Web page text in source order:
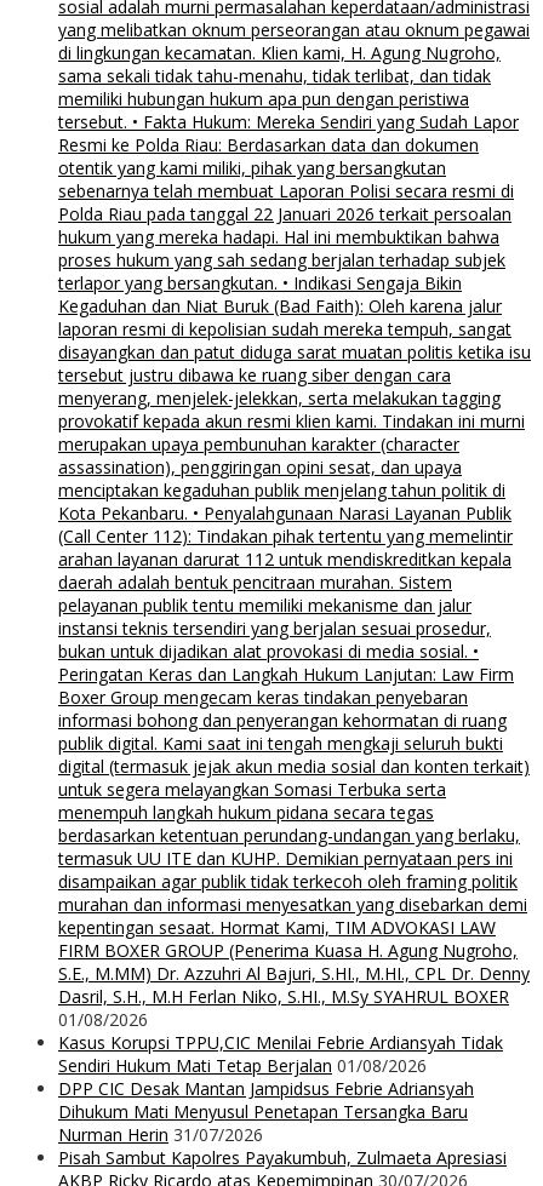
sosial adalah murni permasalahan keperdataan/administrasi
yang melibatkan oknum perseorangan atau oknum pegawai
di lingkungan kecamatan. Klien kami, H. Agung Nugroho,
sama sekali tidak tahu-menahu, tidak terlibat, dan tidak
memiliki hubungan hukum apa pun dengan peristiwa
tersebut. • Fakta Hukum: Mereka Sendiri yang Sudah Lapor
Resmi ke Polda Riau: Berdasarkan data dan dokumen
otentik yang kami miliki, pihak yang bersangkutan
sebenarnya telah membuat Laporan Polisi secara resmi di
Polda Riau pada tanggal 22 Januari 2026 terkait persoalan
hukum yang mereka hadapi. Hal ini membuktikan bahwa
proses hukum yang sah sedang berjalan terhadap subjek
terlapor yang bersangkutan. • Indikasi Sengaja Bikin
Kegaduhan dan Niat Buruk (Bad Faith): Oleh karena jalur
laporan resmi di kepolisian sudah mereka tempuh, sangat
disayangkan dan patut diduga sarat muatan politis ketika isu
tersebut justru dibawa ke ruang siber dengan cara
menyerang, menjelek-jelekkan, serta melakukan tagging
provokatif kepada akun resmi klien kami. Tindakan ini murni
merupakan upaya pembunuhan karakter (character
assassination), penggiringan opini sesat, dan upaya
menciptakan kegaduhan publik menjelang tahun politik di
Kota Pekanbaru. • Penyalahgunaan Narasi Layanan Publik
(Call Center 112): Tindakan pihak tertentu yang memelintir
arahan layanan darurat 112 untuk mendiskreditkan kepala
daerah adalah bentuk pencitraan murahan. Sistem
pelayanan publik tentu memiliki mekanisme dan jalur
instansi teknis tersendiri yang berjalan sesuai prosedur,
bukan untuk dijadikan alat provokasi di media sosial. •
Peringatan Keras dan Langkah Hukum Lanjutan: Law Firm
Boxer Group mengecam keras tindakan penyebaran
informasi bohong dan penyerangan kehormatan di ruang
publik digital. Kami saat ini tengah mengkaji seluruh bukti
digital (termasuk jejak akun media sosial dan konten terkait)
untuk segera melayangkan Somasi Terbuka serta
menempuh langkah hukum pidana secara tegas
berdasarkan ketentuan perundang-undangan yang berlaku,
termasuk UU ITE dan KUHP. Demikian pernyataan pers ini
disampaikan agar publik tidak terkecoh oleh framing politik
murahan dan informasi menyesatkan yang disebarkan demi
kepentingan sesaat. Hormat Kami, TIM ADVOKASI LAW
FIRM BOXER GROUP (Penerima Kuasa H. Agung Nugroho,
S.E., M.MM) Dr. Azzuhri Al Bajuri, S.HI., M.HI., CPL Dr. Denny
Dasril, S.H., M.H Ferlan Niko, S.HI., M.Sy SYAHRUL BOXER
01/08/2026
Kasus Korupsi TPPU,CIC Menilai Febrie Ardiansyah Tidak
Sendiri Hukum Mati Tetap Berjalan 01/08/2026
DPP CIC Desak Mantan Jampidsus Febrie Adriansyah
Dihukum Mati Menyusul Penetapan Tersangka Baru
Nurman Herin 31/07/2026
Pisah Sambut Kapolres Payakumbuh, Zulmaeta Apresiasi
AKBP Ricky Ricardo atas Kepemimpinan 30/07/2026